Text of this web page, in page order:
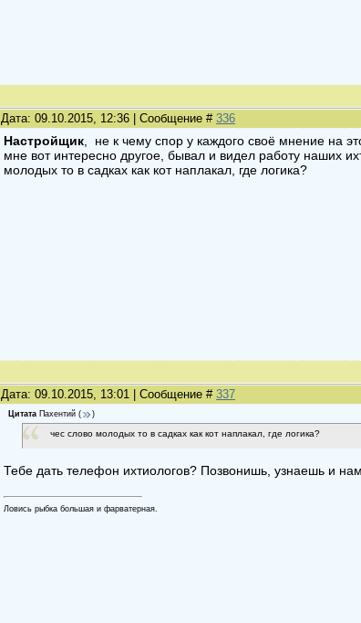
Дата: 09.10.2015, 12:36 | Сообщение # 336
Настройщик , не к чему спор у каждого своё мнение на
мне вот интересно другое, бывал и видел работу наших
молодых то в садках как кот наплакал, где логика?
Дата: 09.10.2015, 13:01 | Сообщение # 337
Цитата Пахентий ( )
чес слово молодых то в садках как кот наплакал, где логика?
Тебе дать телефон ихтиологов? Позвонишь, узнаешь и
Ловись рыбка большая и фарватерная.